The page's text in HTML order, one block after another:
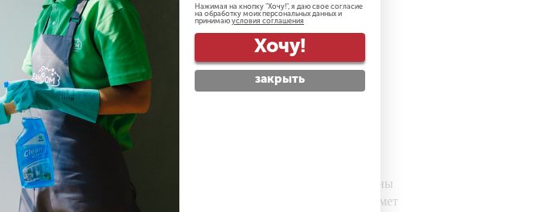
и даюсогласиена обработку персональных данных
свои средства
на уборку с
моющими
и необходимым
Все наши сотрудники проверены
службой безопасности на предмет
Нажимая на кнопку "Хочу!", я даю свое согласие
на обработку моих персональных данных и
принимаю условия соглашения
Хочу!
закрыть